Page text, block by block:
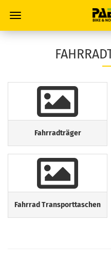
Fahrradträger
Fahrrad Transporttaschen